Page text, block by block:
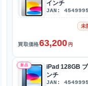
インチ
JAN:
未
買取価格63,200 円
新品
iPad 128GB
ンチ
JAN: